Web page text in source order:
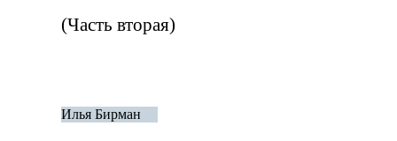
(Часть вторая)
Илья Бирман